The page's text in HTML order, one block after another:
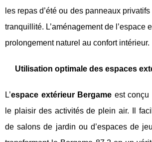
les repas d’été ou des panneaux
tranquillité. L’aménagement de l’espace
prolongement naturel au confort intérieur.
Utilisation optimale des espaces
L’espace extérieur Bergame est conçu
le plaisir des activités de plein air. Il
de salons de jardin ou d’espaces de